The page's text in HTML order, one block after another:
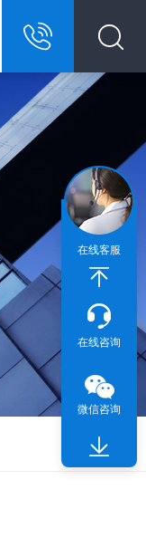
13967146609
在线客服
在线咨询
微信咨询